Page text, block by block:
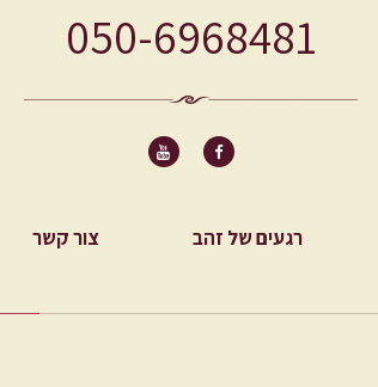
050-6968481
רגעים של זהב צור קשר